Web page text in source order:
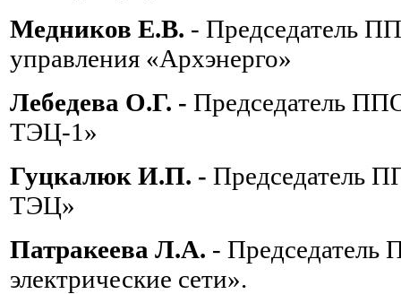
Медников Е.В. - Председатель
управления «Архэнерго»
Лебедева О.Г. - Председатель
ТЭЦ-1»
Гуцкалюк И.П. - Председатель
ТЭЦ»
Патракеева Л.А. - Председатель
электрические сети».